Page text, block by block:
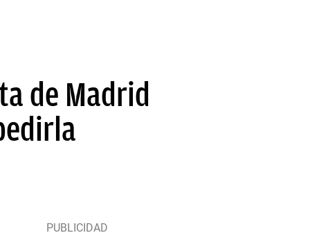
de Madrid